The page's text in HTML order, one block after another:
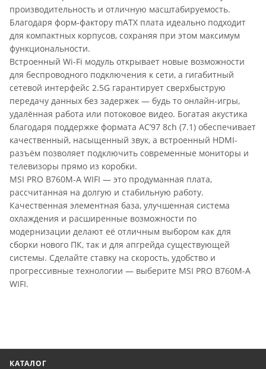
производительность и отличную масштабируемость.
Благодаря форм-фактору mATX плата идеально подходит
для компактных корпусов, сохраняя при этом максимум
функциональности.
Встроенный Wi-Fi модуль открывает новые возможности
для беспроводного подключения к сети, а гигабитный
сетевой интерфейс 2.5G гарантирует сверхбыструю
передачу данных без задержек — будь то онлайн-игры,
удалённая работа или потоковое видео. Богатая акустика
благодаря поддержке формата AC’97 8ch (7.1) обеспечивает
качественный, насыщенный звук, а встроенный HDMI-
разъём позволяет подключить современные мониторы и
телевизоры прямо из коробки.
MSI PRO B760M-A WIFI — это продуманная плата,
рассчитанная на долгую и стабильную работу.
Качественная элементная база, улучшенная система
охлаждения и расширенные возможности по
модернизации делают её отличным выбором как для
сборки нового ПК, так и для апгрейда существующей
системы. Сделайте ставку на скорость, удобство и
прогрессивные технологии — выберите MSI PRO B760M-A
WIFI.
КАТАЛОГ